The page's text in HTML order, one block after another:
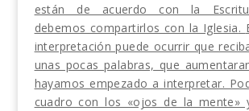
están de acuerdo con la
debemos compartirlos con la Iglesia.
interpretación puede ocurrir que
unas pocas palabras, que
hayamos empezado a interpretar.
cuadro con los «ojos de la mente»